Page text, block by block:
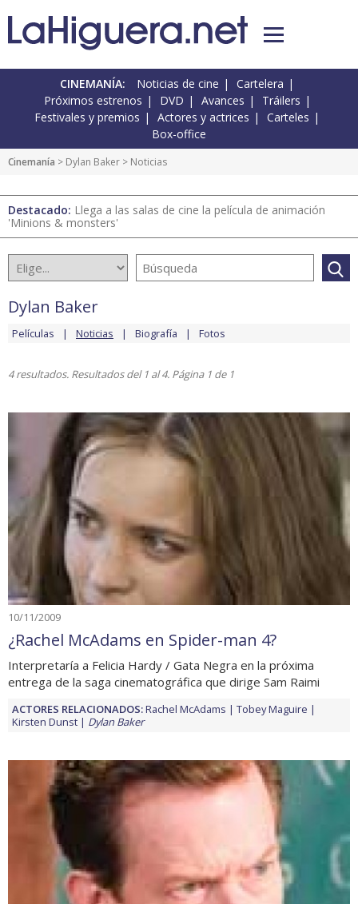
CINEMANÍA: Noticias de cine
Cartelera
Próximos estrenos
DVD Avances
Tráilers
Festivales y premios
Actores y actrices
Carteles
Box-office
Cinemanía > Dylan Baker > Noticias
Destacado: Llega a las salas de cine la película de animación
'Minions & monsters'
Dylan Baker
Películas Noticias Biografía Fotos
4 resultados. Resultados del 1 al 4. Página 1 de 1
10/11/2009
¿Rachel McAdams en Spider-man 4?
Interpretaría a Felicia Hardy / Gata Negra en la próxima
entrega de la saga cinematográfica que dirige Sam Raimi
ACTORES RELACIONADOS:Rachel McAdams
Tobey Maguire
Kirsten Dunst
Dylan Baker